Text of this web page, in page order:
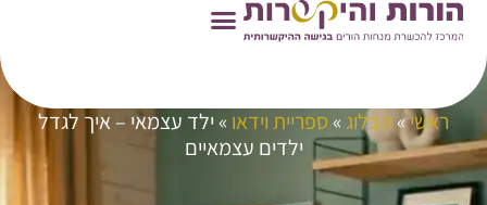
ראשי» הבלוג»ספריית וידאו » ילד עצמאי – איך לגדל
ילדים עצמאיים